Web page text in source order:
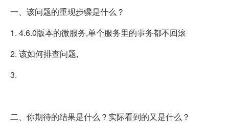
一、该问题的重现步骤是什么？
1. 4.6.0版本的微服务,单个服务里的事务都不回滚
2. 该如何排查问题,
3.
二、你期待的结果是什么？实际看到的又是什么？